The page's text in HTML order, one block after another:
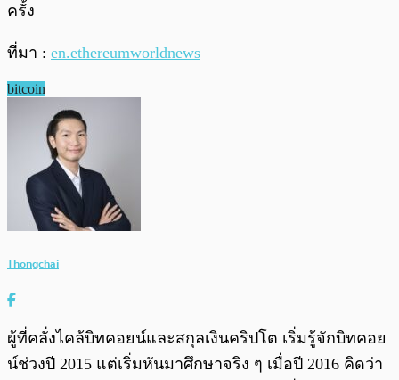
ครั้ง
ที่มา : en.ethereumworldnews
bitcoin
Thongchai
ผู้ที่คลั่งไคล้บิทคอยน์และสกุลเงินคริปโต เริ่มรู้จักบิทคอย
น์ช่วงปี 2015 แต่เริ่มหันมาศึกษาจริง ๆ เมื่อปี 2016 คิดว่า